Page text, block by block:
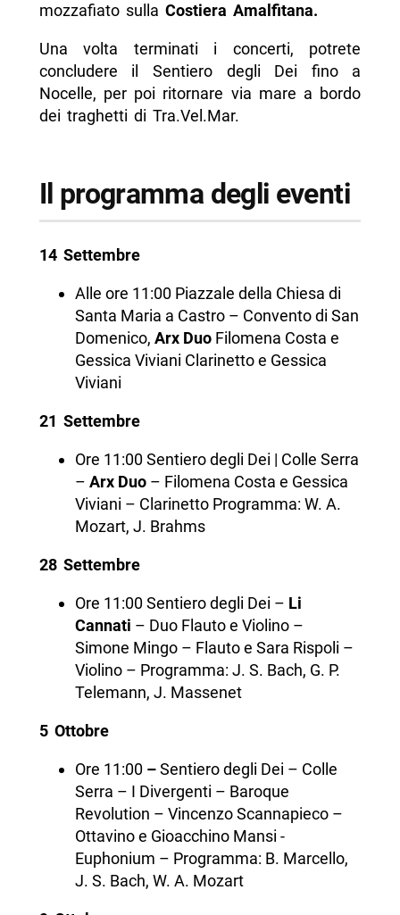
mozzafiato sulla Costiera Amalfitana.
Una volta terminati i concerti, potrete
concludere il Sentiero degli Dei fino a
Nocelle, per poi ritornare via mare a bordo
dei traghetti di Tra.Vel.Mar.
Il programma degli eventi
14 Settembre
Alle ore 11:00 Piazzale della Chiesa di
Santa Maria a Castro – Convento di San
Domenico, Arx Duo Filomena Costa e
Gessica Viviani Clarinetto e Gessica
Viviani
21 Settembre
Ore 11:00Sentiero degli Dei | Colle Serra
– Arx Duo– Filomena Costa e Gessica
Viviani – Clarinetto Programma: W. A.
Mozart, J. Brahms
28 Settembre
Ore 11:00Sentiero degli Dei – Li
Cannati – Duo Flauto e Violino –
Simone Mingo – Flauto e Sara Rispoli –
Violino – Programma: J. S. Bach, G. P.
Telemann, J. Massenet
5 Ottobre
Ore 11:00–Sentiero degli Dei – Colle
Serra – I Divergenti – Baroque
Revolution – Vincenzo Scannapieco –
Ottavino e Gioacchino Mansi -
Euphonium – Programma: B. Marcello,
J. S. Bach, W. A. Mozart